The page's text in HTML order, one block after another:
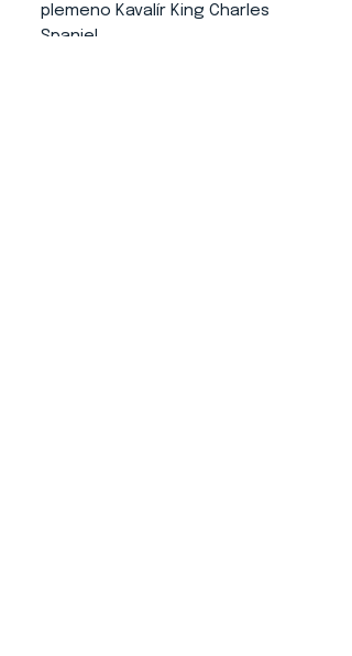
plemeno Kavalír King Charles
Spaniel